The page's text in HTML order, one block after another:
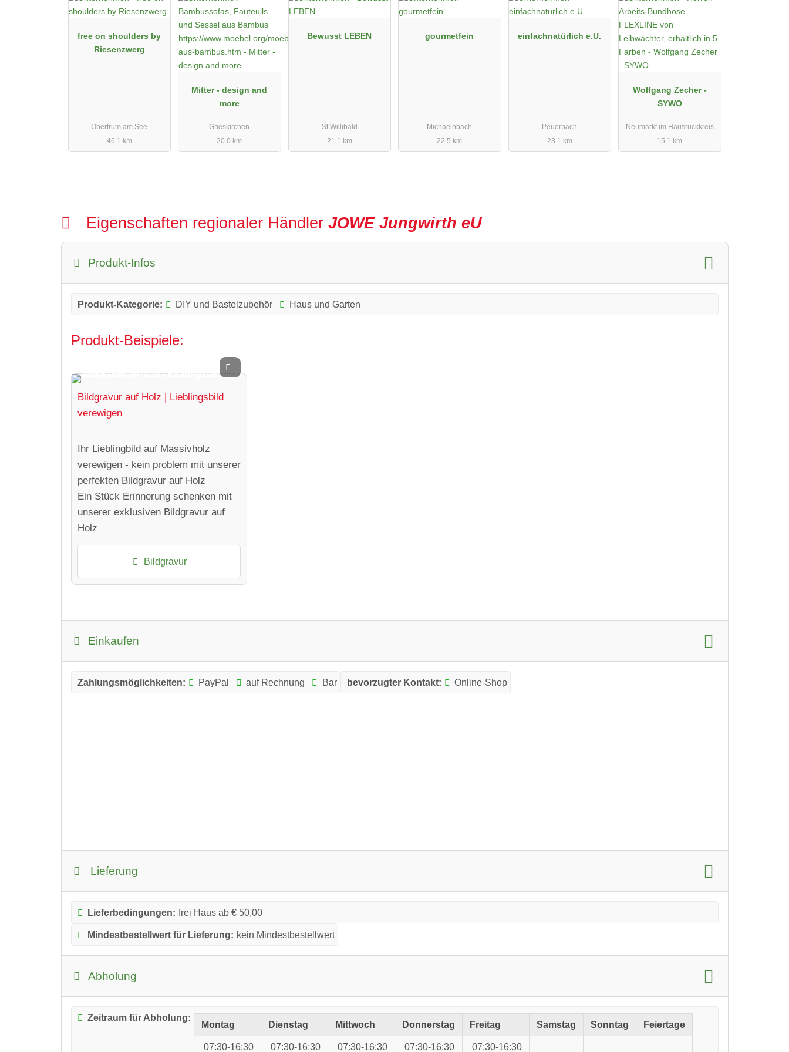
free on shoulders by
Riesenzwerg
Obertrum am See
46.1 km
Mitter - design and
more
Grieskirchen
20.0 km
Bewusst LEBEN
St.Willibald
21.1 km
gourmetfein
Michaelnbach
22.5 km
einfachnatürlich e.U.
Peuerbach
23.1 km
Wolfgang Zecher -
SYWO
Neumarkt im Hausruckkreis
15.1 km
Eigenschaften regionaler HändlerJOWE Jungwirth eU
Produkt-Infos
Produkt-Kategorie: DIY und Bastelzubehör Haus und Garten
Produkt-Beispiele:
Bildgravur auf Holz | Lieblingsbild
verewigen
Ihr Lieblingbild auf Massivholz
verewigen - kein problem mit unserer
perfekten Bildgravur auf Holz
Ein Stück Erinnerung schenken mit
unserer exklusiven Bildgravur auf
Holz
Bildgravur
Einkaufen
Zahlungsmöglichkeiten: PayPal auf Rechnung Bar bevorzugter Kontakt: Online-Shop
Lieferung
Lieferbedingungen: frei Haus ab € 50,00
Mindestbestellwert für Lieferung: kein Mindestbestellwert
Abholung
Zeitraum für Abholung:
Montag Dienstag Mittwoch Donnerstag Freitag Samstag Sonntag Feiertage
07:30-16:30 07:30-16:30 07:30-16:30 07:30-16:30 07:30-16:30